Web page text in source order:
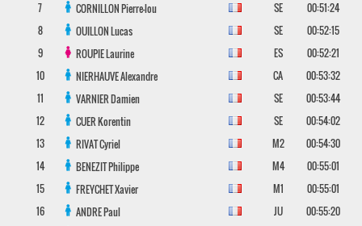
7
CORNILLONPierre-lou SE
00:51:24
8
OUILLONLucas SE
00:52:15
9
ROUPIELaurine ES
00:52:21
10
NIERHAUVEAlexandre CA
00:53:32
11
VARNIERDamien SE
00:53:44
12
CUERKorentin SE
00:54:02
13
RIVATCyriel M2
00:54:30
14
BENEZITPhilippe M4
00:55:01
15
FREYCHETXavier M1
00:55:01
16
ANDREPaul JU
00:55:20